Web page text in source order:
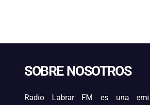
SOBRE NOSOTROS
Radio Labrar FM es una